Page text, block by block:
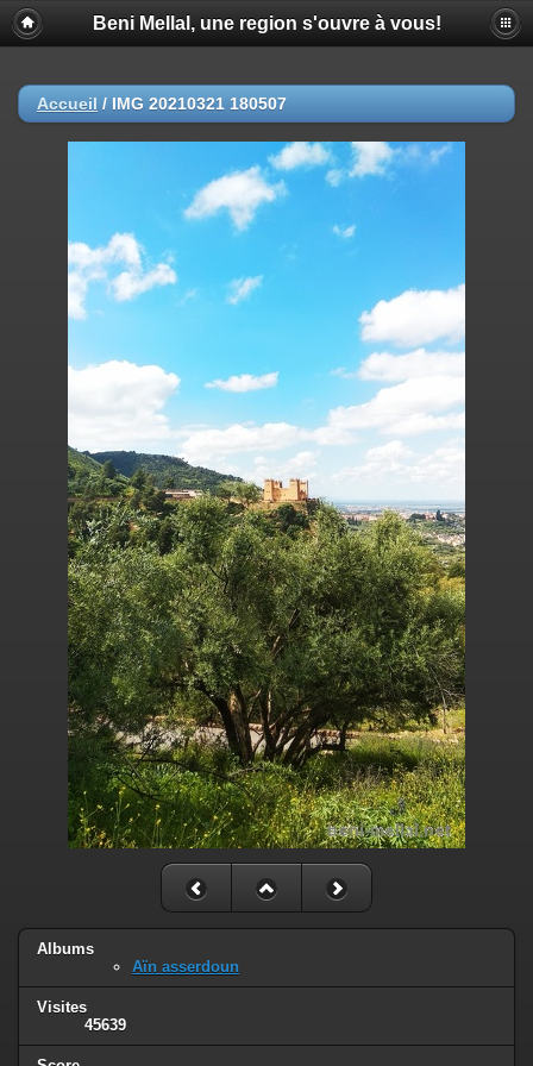
Beni Mellal, une region s'ouvre à vous!
Accueil / IMG 20210321 180507
Albums
Aïn asserdoun
Visites
45639